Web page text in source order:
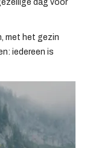
dag voor
met het gezin
iedereen is